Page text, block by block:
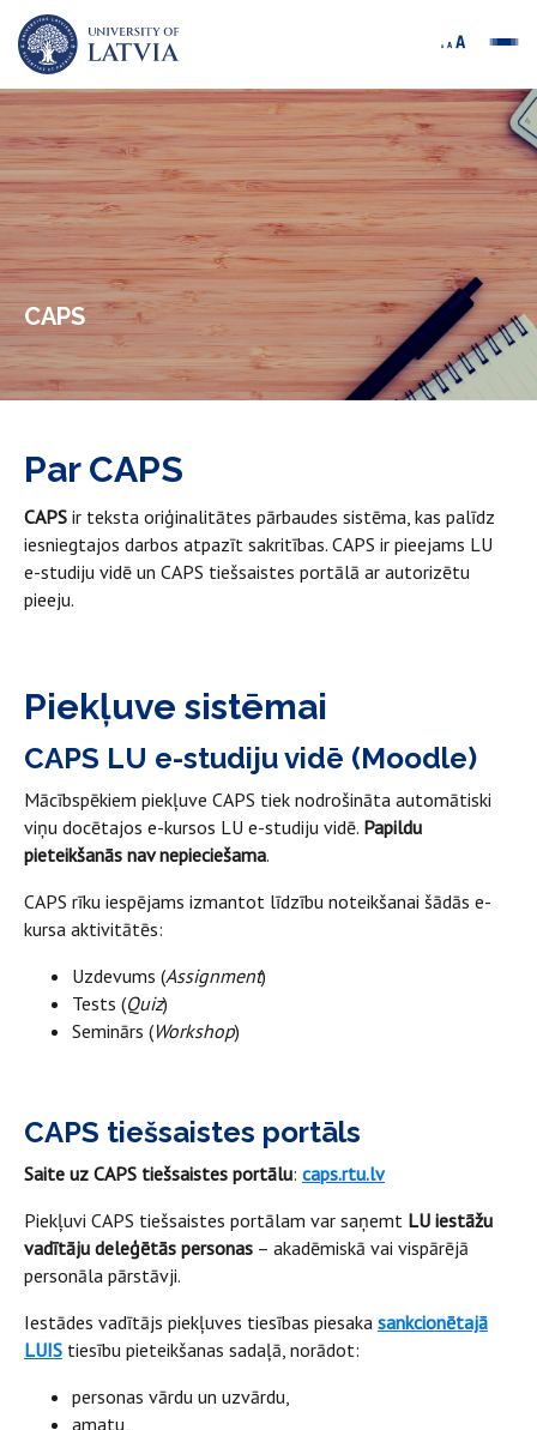
CAPS
Par CAPS
CAPS ir teksta oriģinalitātes pārbaudes sistēma, kas palīdz
iesniegtajos darbos atpazīt sakritības. CAPS ir pieejams LU
e-studiju vidē un CAPS tiešsaistes portālā ar autorizētu
pieeju.
Piekļuve sistēmai
CAPS LU e-studiju vidē (Moodle)
Mācībspēkiem piekļuve CAPS tiek nodrošināta automātiski
viņu docētajos e-kursos LU e-studiju vidē. Papildu
pieteikšanās nav nepieciešama.
CAPS rīku iespējams izmantot līdzību noteikšanai šādās e-
kursa aktivitātēs:
Uzdevums (Assignment)
Tests (Quiz)
Seminārs (Workshop)
CAPS tiešsaistes portāls
Saite uz CAPS tiešsaistes portālu: caps.rtu.lv
Piekļuvi CAPS tiešsaistes portālam var saņemt LU iestāžu
vadītāju deleģētās personas – akadēmiskā vai vispārējā
personāla pārstāvji.
Iestādes vadītājs piekļuves tiesības piesaka sankcionētajā
LUIS tiesību pieteikšanas sadaļā, norādot:
personas vārdu un uzvārdu,
amatu,